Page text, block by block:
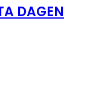
DAGEN